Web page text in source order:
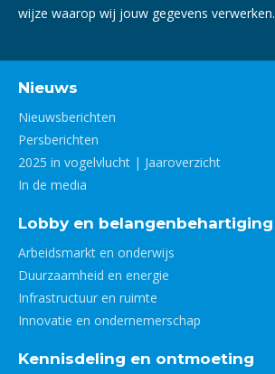
wijze waarop wij jouw gegevens verwerken.
Nieuws
Nieuwsberichten
Persberichten
2025 in vogelvlucht | Jaaroverzicht
In de media
Lobby en belangenbehartiging
Arbeidsmarkt en onderwijs
Duurzaamheid en energie
Infrastructuur en ruimte
Innovatie en ondernemerschap
Kennisdeling en ontmoeting